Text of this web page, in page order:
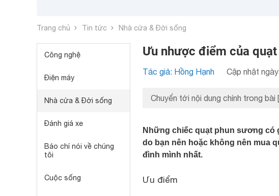
Trang chủ Tin tức Nhà cửa & Đời sống
Công nghệ
Điện máy
Nhà cửa & Đời sống
Đánh giá xe
Báo chí nói về chúng
tôi
Cuộc sống
Ưu nhược điểm của
Tác giả: Hồng Hạnh Cập nhật
Chuyển tới nội dung chính trong bài
Những chiếc quạt phun sương có
do bạn nên hoặc không nên mua
đình mình nhất.
Ưu điểm